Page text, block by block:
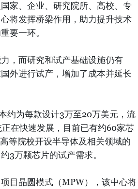
家、企业、研究院所、高校、专
将发挥桥梁作用，助力提升技术
要一环。
，而研究和试产基础设施仍有
外进行试产，增加了成本并延长
约为每款设计3万至20万美元，流
在快速发展，目前已有约60家芯
等院校开设半导体及相关领域的
3万颗芯片的试产需求。
目晶圆模式（MPW），该中心将